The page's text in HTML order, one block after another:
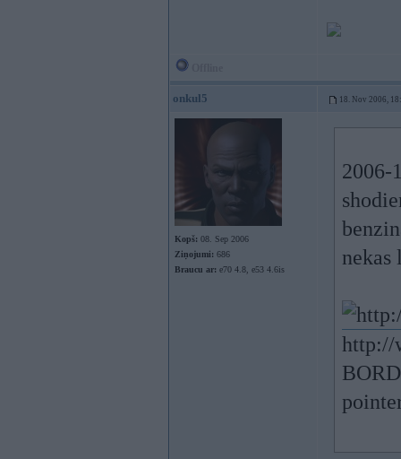
onkul5 18. Nov 2006,
Kopš: 08. Sep 2006
Ziņojumi: 686
Braucu ar: e70 4.8, e53 4.6is
2006-
nekas
http://